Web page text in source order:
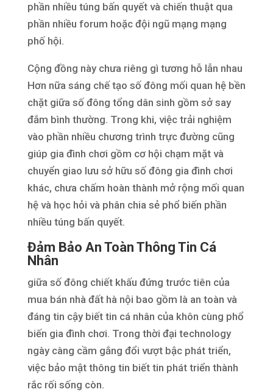
phần nhiều túng bấn quyết và chiến thuật qua
phần nhiều forum hoặc đội ngũ mạng mạng
phố hội.
Cộng đồng này chưa riêng gì tương hỗ lẫn nhau
Hơn nữa sáng chế tạo số đông mối quan hệ bền
chặt giữa số đông tổng dân sinh gồm sở say
đắm bình thường. Trong khi, việc trải nghiệm
vào phần nhiều chương trình trực đường cũng
giúp gia đình chơi gồm cơ hội chạm mặt và
chuyển giao lưu sở hữu số đông gia đình chơi
khác, chưa chấm hoàn thành mở rộng mối quan
hệ và học hỏi và phân chia sẻ phổ biến phần
nhiều túng bấn quyết.
Đảm Bảo An Toàn Thông Tin Cá
Nhân
giữa số đông chiết khấu đứng trước tiên của
mua bán nhà đất hà nội bao gồm là an toàn và
đáng tin cậy biết tin cá nhân của khôn cùng phổ
biến gia đình chơi. Trong thời đại technology
ngày càng cầm gắng đổi vượt bậc phát triển,
việc bảo mật thông tin biết tin phát triển thành
rắc rối sống còn.